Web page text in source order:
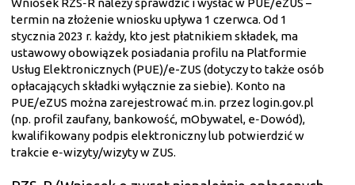
Wniosek RZS‑R należy sprawdzić i wysłać w PUE/eZUS –
termin na złożenie wniosku upływa 1 czerwca. Od 1
stycznia 2023 r. każdy, kto jest płatnikiem składek, ma
ustawowy obowiązek posiadania profilu na Platformie
Usług Elektronicznych (PUE)/e-ZUS (dotyczy to także osób
opłacających składki wyłącznie za siebie). Konto na
PUE/eZUS można zarejestrować m.in. przez login.gov.pl
(np. profil zaufany, bankowość, mObywatel, e‑Dowód),
kwalifikowany podpis elektroniczny lub potwierdzić w
trakcie e‑wizyty/wizyty w ZUS.